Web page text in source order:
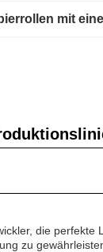
mit
die perfekte
zu